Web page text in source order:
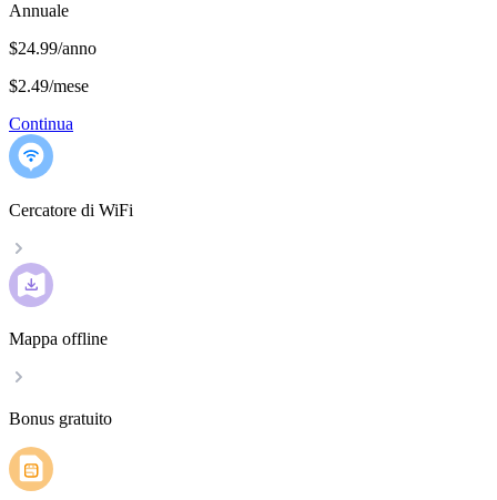
Annuale
$24.99/anno
$2.49/mese
Continua
Cercatore di WiFi
Mappa offline
Bonus gratuito